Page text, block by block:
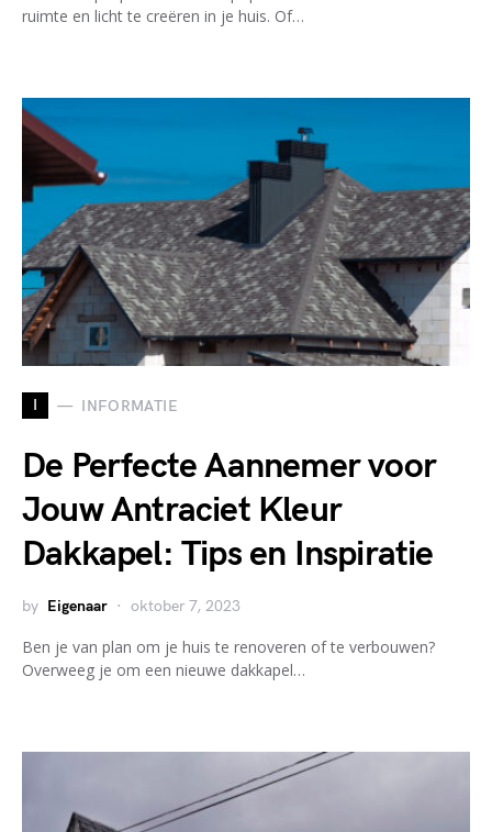
ruimte en licht te creëren in je huis. Of…
I INFORMATIE
De Perfecte Aannemer voor
Jouw Antraciet Kleur
Dakkapel: Tips en Inspiratie
by Eigenaar oktober 7, 2023
Ben je van plan om je huis te renoveren of te verbouwen?
Overweeg je om een nieuwe dakkapel…